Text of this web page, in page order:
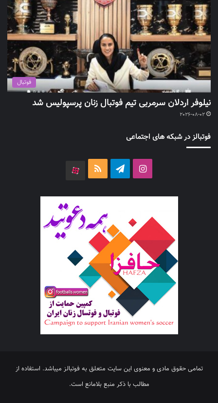
فوتبال
نیلوفر اردلان سرمربی تیم فوتبال زنان پرسپولیس شد
2026-08-02
فوتبالز در شبکه های اجتماعی
اینستاگرامتلگرام خوراک
تمامی حقوق مادی و معنوی این سایت متعلق به فوتبالز میباشد. استفاده از
مطالب با ذکر منبع بلامانع است.